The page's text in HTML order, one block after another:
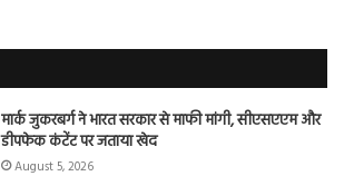
मार्क जुकरबर्ग ने भारत सरकार से माफी मांगी, सीएसएएम और
डीपफेक कंटेंट पर जताया खेद
August 5, 2026